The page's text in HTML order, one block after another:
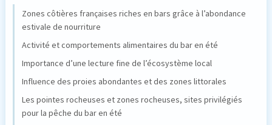
Zones côtières françaises riches en bars grâce à l’abondance
estivale de nourriture
Activité et comportements alimentaires du bar en été
Importance d’une lecture fine de l’écosystème local
Influence des proies abondantes et des zones littorales
Les pointes rocheuses et zones rocheuses, sites privilégiés
pour la pêche du bar en été